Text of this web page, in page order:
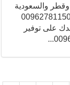
والسعودية
حلول مشكالك 00962781150400
على توفير